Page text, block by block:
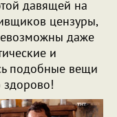
давящей на
цензуры,
даже
и
подобные вещи
здорово!